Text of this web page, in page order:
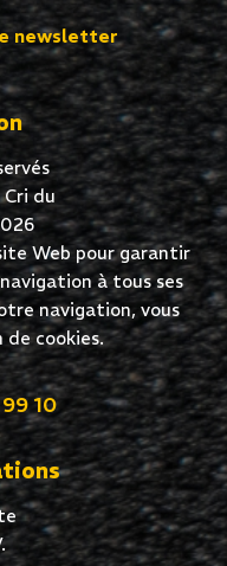
newsletter
du
Web pour garantir
à tous ses
navigation, vous
cookies.
10